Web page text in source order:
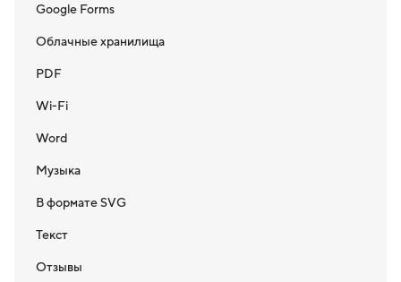
Google Forms
Облачные хранилища
PDF
Wi-Fi
Word
Музыка
В формате SVG
Текст
Отзывы